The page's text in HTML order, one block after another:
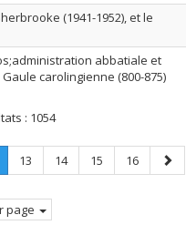
(1941-1952), et le
abbatiale et
carolingienne (800-875)
: 1054
Page
13 Page
14 Page
15 Page
16
page